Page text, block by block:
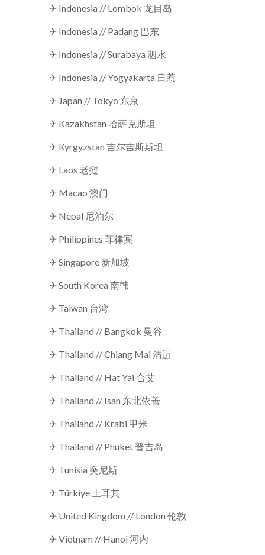
✈ Indonesia // Lombok 龙目岛
✈ Indonesia // Padang 巴东
✈ Indonesia // Surabaya 泗水
✈ Indonesia // Yogyakarta 日惹
✈ Japan // Tokyo 东京
✈ Kazakhstan 哈萨克斯坦
✈ Kyrgyzstan 吉尔吉斯斯坦
✈ Laos 老挝
✈ Macao 澳门
✈ Nepal 尼泊尔
✈ Philippines 菲律宾
✈ Singapore 新加坡
✈ South Korea 南韩
✈ Taiwan 台湾
✈ Thailand // Bangkok 曼谷
✈ Thailand // Chiang Mai 清迈
✈ Thailand // Hat Yai 合艾
✈ Thailand // Isan 东北依善
✈ Thailand // Krabi 甲米
✈ Thailand // Phuket 普吉岛
✈ Tunisia 突尼斯
✈ Türkiye 土耳其
✈ United Kingdom // London 伦敦
✈ Vietnam // Hanoi 河内